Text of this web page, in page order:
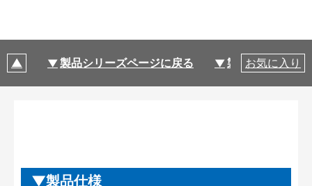
製品シリーズページに戻る 製品仕様
お気に入り
製品仕様